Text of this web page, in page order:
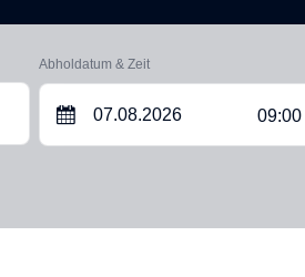
Abholdatum & Zeit
09:00